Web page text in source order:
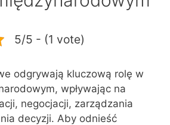
5/5 - (1 vote)
odgrywają kluczową rolę w
wpływając na
negocjacji, zarządzania
decyzji. Aby odnieść